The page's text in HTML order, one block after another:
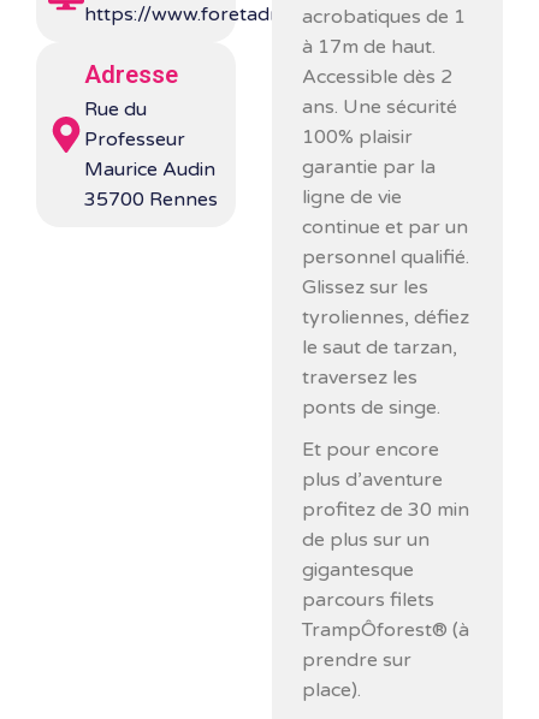
https://www.foretadrenaline.com/rennes/
Adresse
Rue du
Professeur
Maurice Audin
35700 Rennes
acrobatiques de 1
à 17m de haut.
Accessible dès 2
ans. Une sécurité
100% plaisir
garantie par la
ligne de vie
continue et par un
personnel qualifié.
Glissez sur les
tyroliennes, défiez
le saut de tarzan,
traversez les
ponts de singe.
Et pour encore
plus d’aventure
profitez de 30 min
de plus sur un
gigantesque
parcours filets
TrampÔforest® (à
prendre sur
place).